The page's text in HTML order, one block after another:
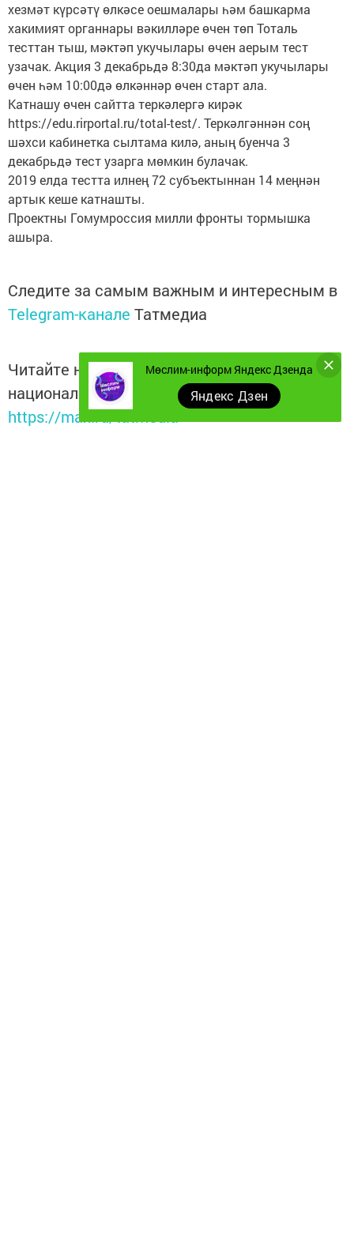
хезмәт күрсәтү өлкәсе оешмалары һәм башкарма
хакимият органнары вәкилләре өчен төп Тоталь
тесттан тыш, мәктәп укучылары өчен аерым тест
узачак. Акция 3 декабрьдә 8:30да мәктәп укучылары
өчен һәм 10:00дә өлкәннәр өчен старт ала.
Катнашу өчен сайтта теркәлергә кирәк
https://edu.rirportal.ru/total-test/. Теркәлгәннән соң
шәхси кабинетка сылтама килә, аның буенча 3
декабрьдә тест узарга мөмкин булачак.
2019 елда тестта илнең 72 субъектыннан 14 меңнән
артык кеше катнашты.
Проектны Гомумроссия милли фронты тормышка
ашыра.
Следите за самым важным и интересным в
Telegram-канале Татмедиа
Читайте новости Татарстана в
национальном мессенджере MАХ:
https://max.ru/tatmedia
Мөслим-информ Яндекс Дзенда
Яндекс Дзен